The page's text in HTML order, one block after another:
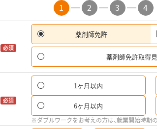
1 2 3 4
必須
薬剤師免許
薬剤師免許取得見
必須
1ヶ月以内
6ヶ月以内
※ダブルワークをお考えの方は、就業開始時期